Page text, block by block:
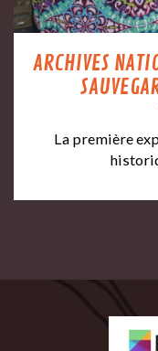
ARCHIVES
La première